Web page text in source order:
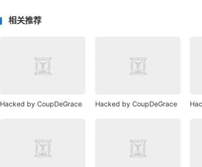
相关推荐
Hacked by CoupDeGrace Hacked by CoupDeGrace